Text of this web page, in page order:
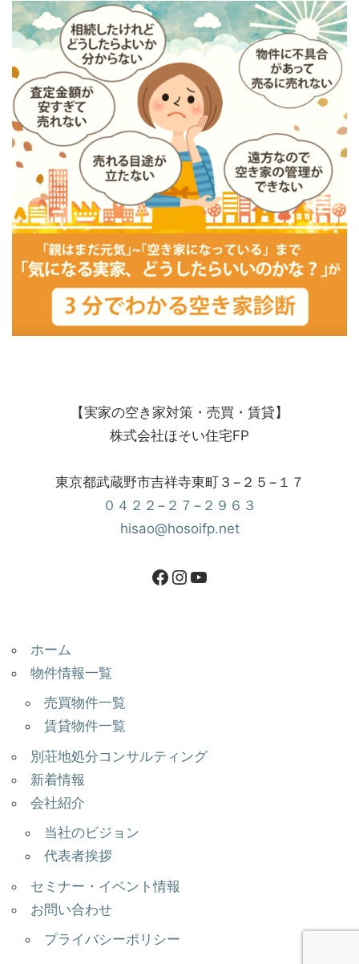
【実家の空き家対策・売買・賃貸】
株式会社ほそい住宅FP
東京都武蔵野市吉祥寺東町３−２５−１７
０４２２−２７−２９６３
hisao@hosoifp.net
ホーム
物件情報一覧
売買物件一覧
賃貸物件一覧
別荘地処分コンサルティング
新着情報
会社紹介
当社のビジョン
代表者挨拶
セミナー・イベント情報
お問い合わせ
プライバシーポリシー